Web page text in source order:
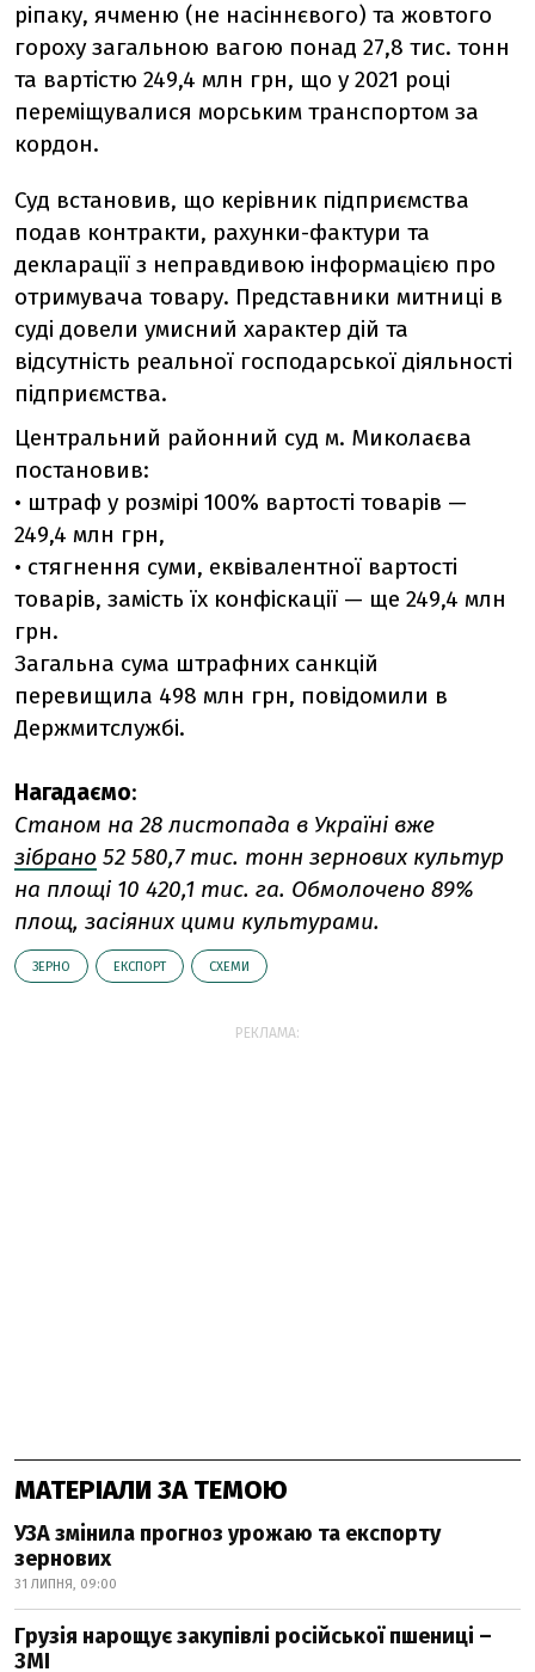
ріпаку, ячменю (не насіннєвого) та жовтого
гороху загальною вагою понад 27,8 тис. тонн
та вартістю 249,4 млн грн, що у 2021 році
переміщувалися морським транспортом за
кордон.
Суд встановив, що керівник підприємства
подав контракти, рахунки-фактури та
декларації з неправдивою інформацією про
отримувача товару. Представники митниці в
суді довели умисний характер дій та
відсутність реальної господарської діяльності
підприємства.
Центральний районний суд м. Миколаєва
постановив:
• штраф у розмірі 100% вартості товарів —
249,4 млн грн,
• стягнення суми, еквівалентної вартості
товарів, замість їх конфіскації — ще 249,4 млн
грн.
Загальна сума штрафних санкцій
перевищила 498 млн грн, повідомили в
Держмитслужбі.
Нагадаємо:
Станом на 28 листопада в Україні вже
зібрано 52 580,7 тис. тонн зернових культур
на площі 10 420,1 тис. га. Обмолочено 89%
площ, засіяних цими культурами.
ЗЕРНО ЕКСПОРТ СХЕМИ
РЕКЛАМА:
МАТЕРІАЛИ ЗА ТЕМОЮ
УЗА змінила прогноз урожаю та експорту
зернових
31 ЛИПНЯ, 09:00
Грузія нарощує закупівлі російської пшениці –
ЗМІ